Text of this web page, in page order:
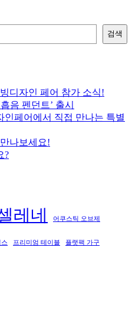
검색
디자인 페어 참가 소식!
음 펜던트’ 출시
인페어에서 직접 만나는 특별
나보세요!
?
레네 어쿠스틱 오브제
프리미엄 테이블 플랫팩 가구